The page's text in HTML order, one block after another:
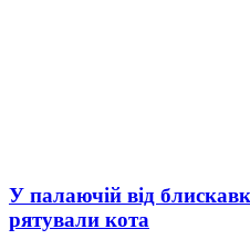
У палаючій від
рятували кота